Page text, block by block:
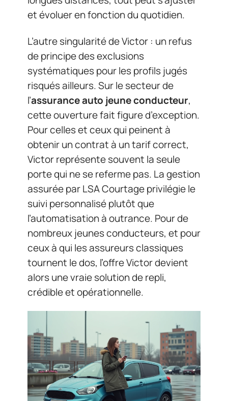
et évoluer en fonction du quotidien.
L’autre singularité de Victor : un refus
de principe des exclusions
systématiques pour les profils jugés
risqués ailleurs. Sur le secteur de
l’assurance auto jeune conducteur,
cette ouverture fait figure d’exception.
Pour celles et ceux qui peinent à
obtenir un contrat à un tarif correct,
Victor représente souvent la seule
porte qui ne se referme pas. La gestion
assurée par LSA Courtage privilégie le
suivi personnalisé plutôt que
l’automatisation à outrance. Pour de
nombreux jeunes conducteurs, et pour
ceux à qui les assureurs classiques
tournent le dos, l’offre Victor devient
alors une vraie solution de repli,
crédible et opérationnelle.